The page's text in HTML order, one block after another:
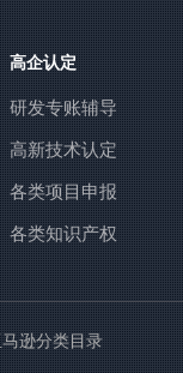
高企认定
研发专账辅导
高新技术认定
各类项目申报
各类知识产权
逊分类目录